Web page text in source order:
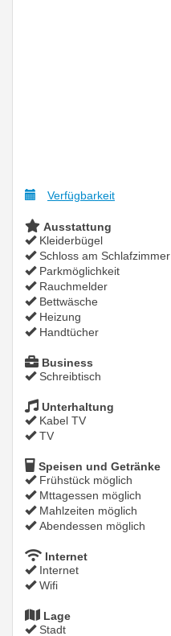
Verfügbarkeit
Ausstattung
Kleiderbügel
Schloss am Schlafzimmer
Parkmöglichkeit
Rauchmelder
Bettwäsche
Heizung
Handtücher
Business
Schreibtisch
Unterhaltung
Kabel TV
TV
Speisen und Getränke
Frühstück möglich
Mttagessen möglich
Mahlzeiten möglich
Abendessen möglich
Internet
Internet
Wifi
Lage
Stadt